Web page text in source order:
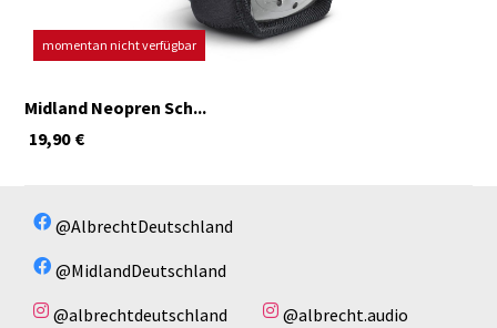
momentan nicht verfügbar
Midland Neopren Sch...
€
19,90
@AlbrechtDeutschland
@MidlandDeutschland
@albrechtdeutschland
@albrecht.audio